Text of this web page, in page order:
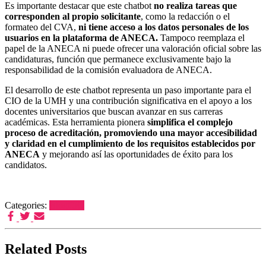
Es importante destacar que este chatbotno realiza tareas que
corresponden al propio solicitante, como la redacción o el
formateo del CVA, ni tiene acceso a los datos personales de los
usuarios en la plataforma de ANECA. Tampoco reemplaza el
papel de la ANECA ni puede ofrecer una valoración oficial sobre las
candidaturas, función que permanece exclusivamente bajo la
responsabilidad de la comisión evaluadora de ANECA.
El desarrollo de este chatbot representa un paso importante para el
CIO de la UMH y una contribución significativa en el apoyo a los
docentes universitarios que buscan avanzar en sus carreras
académicas. Esta herramienta pionera simplifica el complejo
proceso de acreditación, promoviendo una mayor accesibilidad
y claridad en el cumplimiento de los requisitos establecidos por
ANECA y mejorando así las oportunidades de éxito para los
candidatos.
Categories:
Related Posts